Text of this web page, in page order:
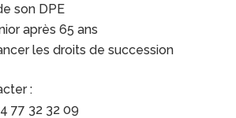
son DPE
après 65 ans
les droits de succession
:
77 32 32 09